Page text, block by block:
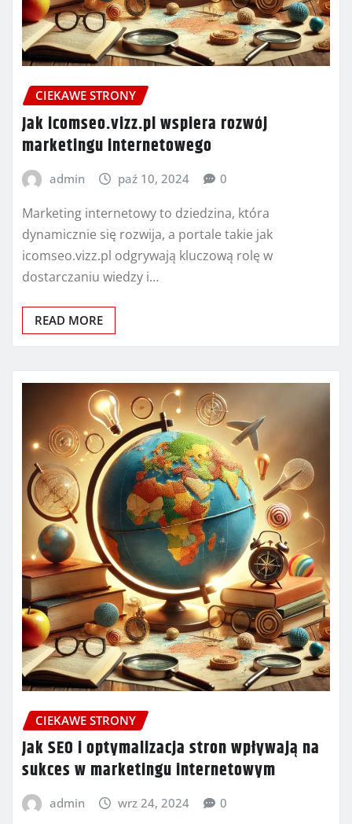
CIEKAWE STRONY
Jak icomseo.vizz.pl wspiera rozwój
marketingu internetowego
admin paź 10, 2024 0
Marketing internetowy to dziedzina, która
dynamicznie się rozwija, a portale takie jak
icomseo.vizz.pl odgrywają kluczową rolę w
dostarczaniu wiedzy i…
READ MORE
CIEKAWE STRONY
Jak SEO i optymalizacja stron wpływają na
sukces w marketingu internetowym
admin wrz 24, 2024 0